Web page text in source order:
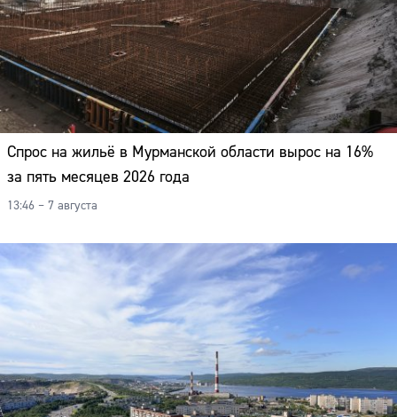
Спрос на жильё в Мурманской области вырос на 16%
за пять месяцев 2026 года
13:46 – 7 августа